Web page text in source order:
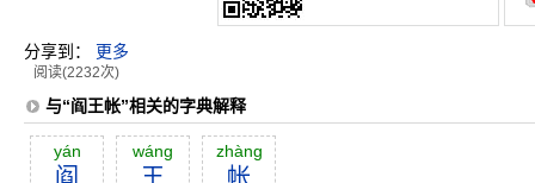
分享到： 更多
阅读(2232次)
与“阎王帐”相关的字典解释
yán
阎
wáng
王
zhàng
帐